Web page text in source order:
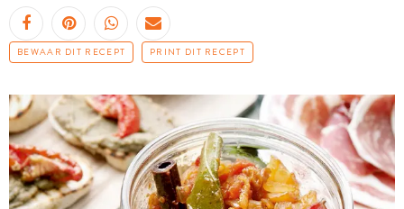
BEWAAR DIT RECEPT PRINT DIT RECEPT